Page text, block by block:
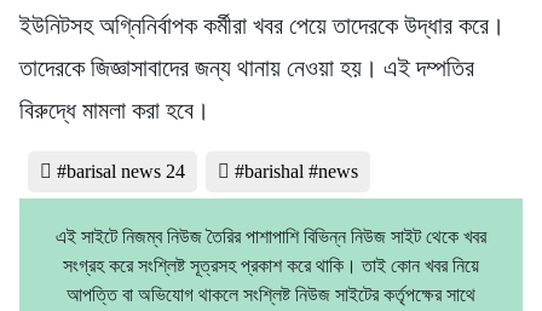
ইউনিটসহ অগ্নিনির্বাপক কর্মীরা খবর পেয়ে তাদেরকে উদ্ধার করে।
তাদেরকে জিজ্ঞাসাবাদের জন্য থানায় নেওয়া হয়। এই দম্পতির
বিরুদ্ধে মামলা করা হবে।
#barisal news 24 #barishal #news
এই সাইটে নিজম্ব নিউজ তৈরির পাশাপাশি বিভিন্ন নিউজ সাইট থেকে খবর
সংগ্রহ করে সংশ্লিষ্ট সূত্রসহ প্রকাশ করে থাকি। তাই কোন খবর নিয়ে
আপত্তি বা অভিযোগ থাকলে সংশ্লিষ্ট নিউজ সাইটের কর্তৃপক্ষের সাথে